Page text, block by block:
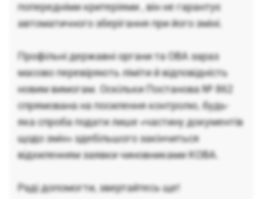
попередніми критеріями , він не гарантує
автоматичного зберігання при його зміні.
Профільні державні органи та ОВА зараз
масово перевіряють ліміти й відповідність
новим вимогам. Оскільки Постанова № 862
спрямована на посилення контролю, будь-
яка спроба подати лише «частину документів
щодо змін» здебільшого закінчиться
відхиленням заявки чиновниками КОВА.
Раді допомогти, звертайтесь ще!